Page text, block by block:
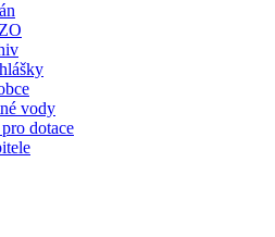
vody
dotace